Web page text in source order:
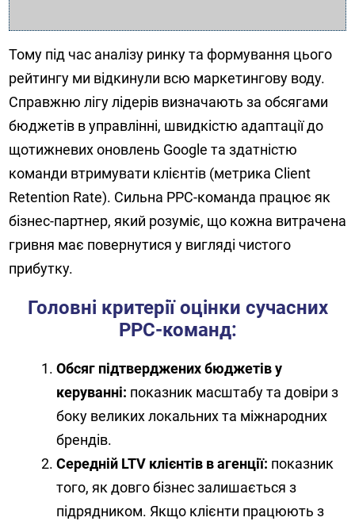
Тому під час аналізу ринку та формування цього
рейтингу ми відкинули всю маркетингову воду.
Справжню лігу лідерів визначають за обсягами
бюджетів в управлінні, швидкістю адаптації до
щотижневих оновлень Google та здатністю
команди втримувати клієнтів (метрика Client
Retention Rate). Сильна PPC-команда працює як
бізнес-партнер, який розуміє, що кожна витрачена
гривня має повернутися у вигляді чистого
прибутку.
Головні критерії оцінки сучасних
PPC-команд:
Обсяг підтверджених бюджетів у
керуванні: показник масштабу та довіри з
боку великих локальних та міжнародних
брендів.
Середній LTV клієнтів в агенції: показник
того, як довго бізнес залишається з
підрядником. Якщо клієнти працюють з